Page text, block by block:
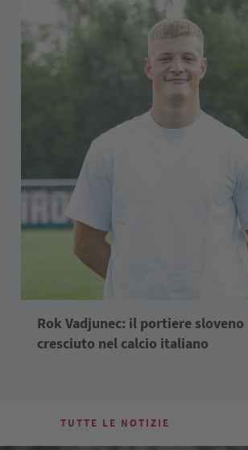
Rok Vadjunec: il portiere sloveno
cresciuto nel calcio italiano
TUTTE LE NOTIZIE